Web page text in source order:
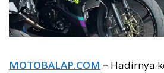
MOTOBALAP.COM – Hadirnya